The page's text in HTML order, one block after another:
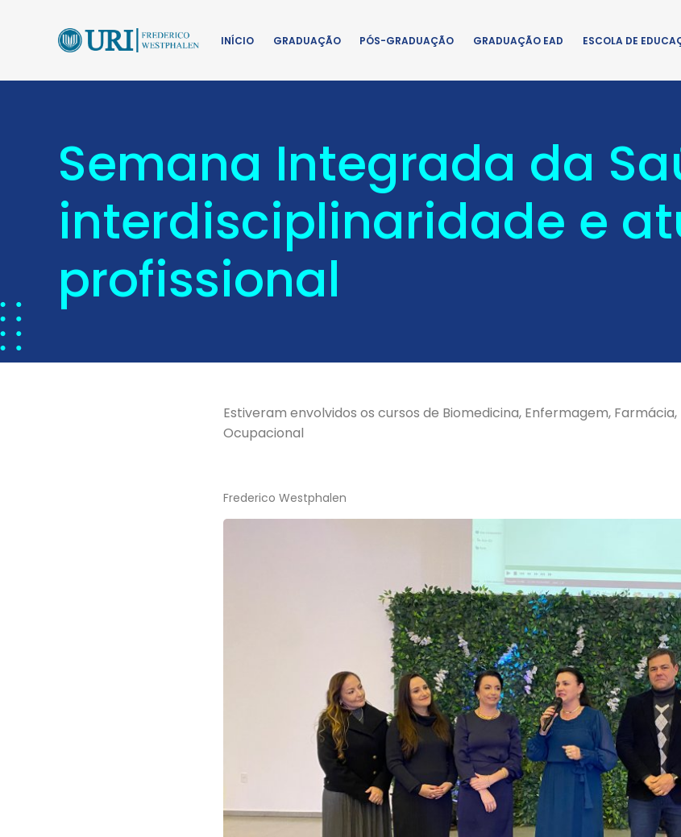
INÍCIO GRADUAÇÃO PÓS-GRADUAÇÃO GRADUAÇÃO EAD ESCOLA DE
Semana Integrada da
interdisciplinaridade e
profissional
Estiveram envolvidos os cursos de Biomedicina, Enfermagem,
Ocupacional
Frederico Westphalen